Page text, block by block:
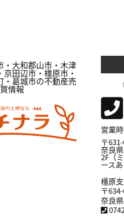
・大和郡山市・木津
田辺市・橿原市・
・葛城市の不動産売
買情報
営業
〒
奈良
2F（
ースあ
橿原
〒
奈良